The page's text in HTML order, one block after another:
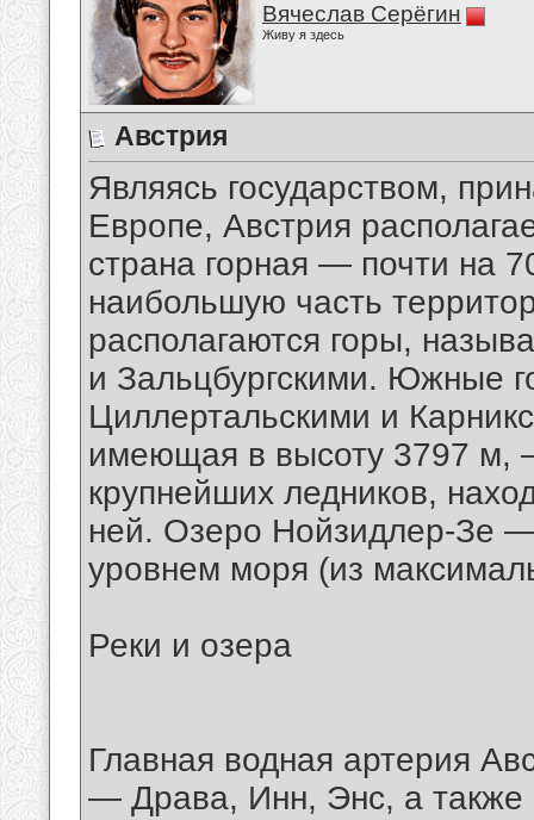
Вячеслав Серёгин
Живу я здесь
Австрия
Являясь государством,
Европе, Австрия
страна горная — почти на
наибольшую часть
располагаются горы,
и Зальцбургскими. Южные
Циллертальскими и
имеющая в высоту 3797 м,
крупнейших ледников,
ней. Озеро Нойзидлер-Зе
уровнем моря (из
Реки и озера
Главная водная артерия
— Драва, Инн, Энс, а